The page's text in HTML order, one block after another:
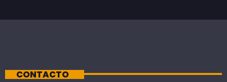
CONTACTO